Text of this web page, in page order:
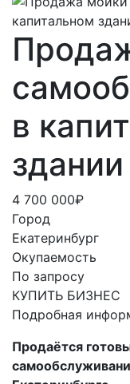
в
здании
4 700 000₽
Город
Екатеринбург
Окупаемость
По запросу
КУПИТЬ БИЗНЕС
Подробная
Продаётся